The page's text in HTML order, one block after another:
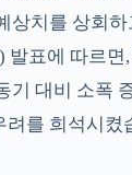
상치를 상회
표에 따르면
기 대비 소폭
려를 희석시켰